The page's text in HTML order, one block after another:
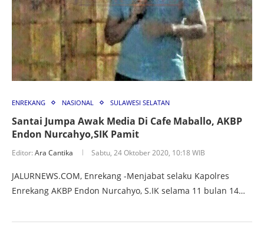
ENREKANG NASIONAL SULAWESI SELATAN
Santai Jumpa Awak Media Di Cafe Maballo, AKBP
Endon Nurcahyo,SIK Pamit
Editor: Ara Cantika Sabtu, 24 Oktober 2020, 10:18 WIB
JALURNEWS.COM, Enrekang -Menjabat selaku Kapolres
Enrekang AKBP Endon Nurcahyo, S.IK selama 11 bulan 14…